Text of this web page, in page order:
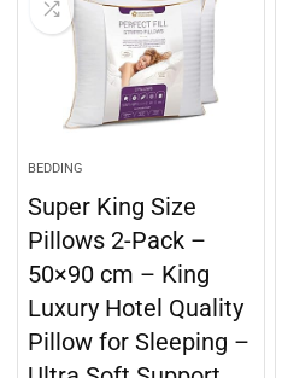
BEDDING
Super King Size
Pillows 2-Pack –
50×90 cm – King
Luxury Hotel Quality
Pillow for Sleeping –